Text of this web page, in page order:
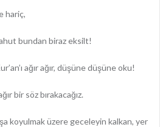
hariç,
bundan biraz eksilt!
ağır ağır, düşüne düşüne oku!
bir söz bırakacağız.
koyulmak üzere geceleyin kalkan, yer